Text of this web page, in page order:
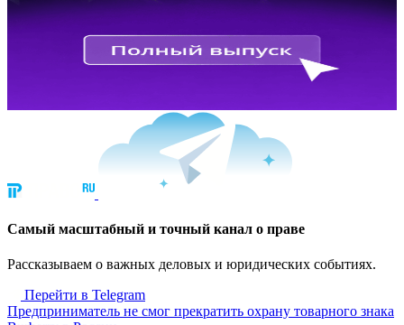
Cамый масштабный и точный канал о праве
Рассказываем о важных деловых и юридических событиях.
Перейти в Telegram
Предприниматель не смог прекратить охрану товарного знака